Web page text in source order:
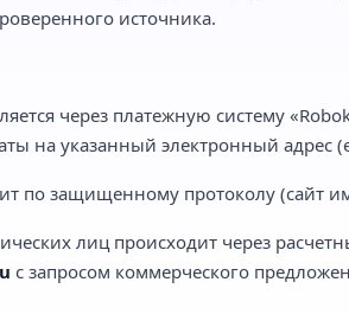
источника.
через платежную систему
на указанный электронный адрес
по защищенному протоколу (сайт
лиц происходит через
с запросом коммерческого